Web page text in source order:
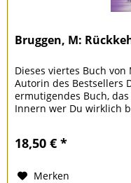
Bruggen, M:
Dieses viertes Buch
Autorin des Bestsellers
ermutigendes Buch,
Innern wer Du wirklich
18,50 € *
Merken